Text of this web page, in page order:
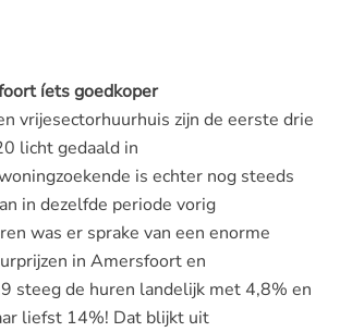
íets goedkoper
vrijesectorhuurhuis zijn de eerste drie
licht gedaald in
is echter nog steeds
in dezelfde periode vorig
was er sprake van een enorme
in Amersfoort en
steeg de huren landelijk met 4,8% en
liefst 14%! Dat blijkt uit